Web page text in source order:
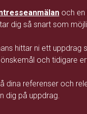
och
dig så snart som
hittar ni ett uppdrag
och tidigare
dina referenser och
dig på uppdrag.